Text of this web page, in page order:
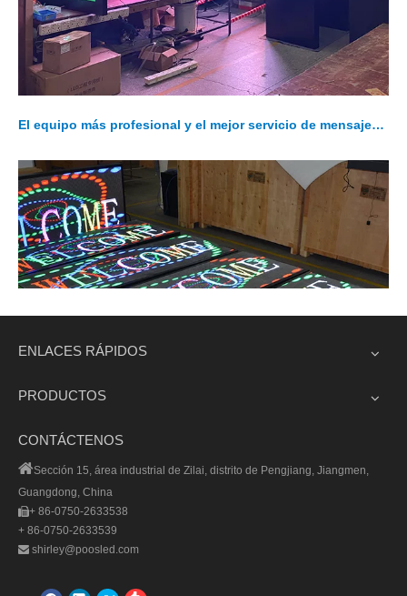
El equipo más profesional y el mejor servicio de mensajes LED de desplazamiento
ENLACES RÁPIDOS
PRODUCTOS
CONTÁCTENOS
Sección 15, área industrial de Zilai, distrito de Pengjiang, Jiangmen,
Guangdong, China
+ 86-0750-2633538
+ 86-0750-2633539
 shirley@poosled.com